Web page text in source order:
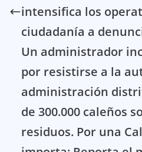
intensifica los
ciudadanía a
Un administrador
por resistirse a la
administración
de 300.000 caleños
residuos. Por una